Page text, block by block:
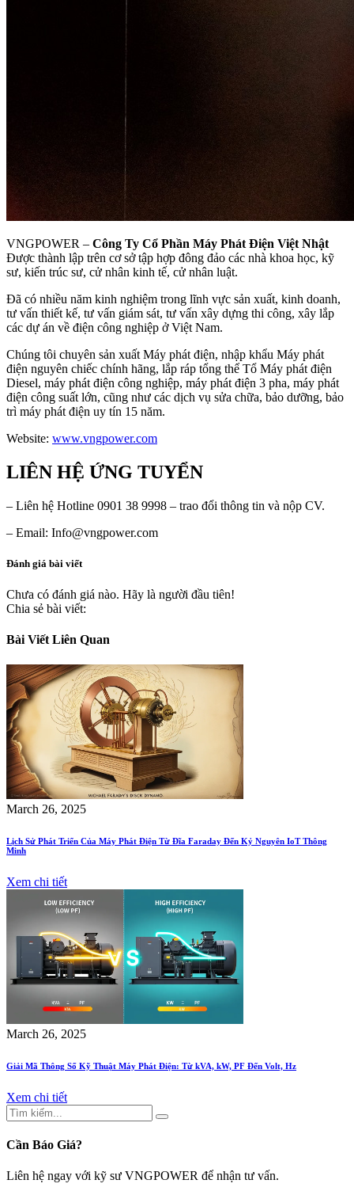
VNGPOWER – Công Ty Cổ Phần Máy Phát Điện Việt Nhật
Được thành lập trên cơ sở tập hợp đông đảo các nhà khoa học, kỹ
sư, kiến trúc sư, cử nhân kinh tế, cử nhân luật.
Đã có nhiều năm kinh nghiệm trong lĩnh vực sản xuất, kinh doanh,
tư vấn thiết kế, tư vấn giám sát, tư vấn xây dựng thi công, xây lắp
các dự án về điện công nghiệp ở Việt Nam.
Chúng tôi chuyên sản xuất Máy phát điện, nhập khẩu Máy phát
điện nguyên chiếc chính hãng, lắp ráp tổng thể Tổ Máy phát điện
Diesel, máy phát điện công nghiệp, máy phát điện 3 pha, máy phát
điện công suất lớn, cũng như các dịch vụ sửa chữa, bảo dưỡng, bảo
trì máy phát điện uy tín 15 năm.
Website: www.vngpower.com
LIÊN HỆ ỨNG TUYỂN
– Liên hệ Hotline 0901 38 9998 – trao đổi thông tin và nộp CV.
– Email: Info@vngpower.com
Đánh giá bài viết
Chưa có đánh giá nào. Hãy là người đầu tiên!
Chia sẻ bài viết:
Bài Viết Liên Quan
March 26, 2025
Lịch Sử Phát Triển Của Máy Phát Điện Từ Đĩa Faraday Đến Kỷ Nguyên IoT Thông
Minh
Xem chi tiết
March 26, 2025
Giải Mã Thông Số Kỹ Thuật Máy Phát Điện: Từ kVA, kW, PF Đến Volt, Hz
Xem chi tiết
Cần Báo Giá?
Liên hệ ngay với kỹ sư VNGPOWER để nhận tư vấn.